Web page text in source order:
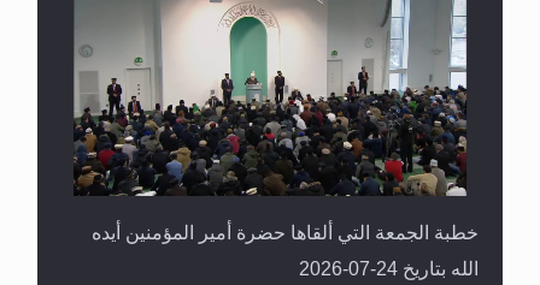
خطبة الجمعة التي ألقاها حضرة أمير المؤمنين أيده
الله بتاريخ 24-07-2026